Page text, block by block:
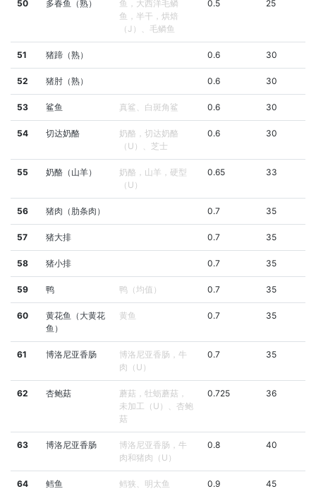
50 多春鱼（熟）
鱼，大西洋毛鳞
鱼，半干，烘焙
（J）、毛鳞鱼
0.5 25
51 猪蹄（熟） 0.6 30
52 猪肘（熟） 0.6 30
53 鲨鱼 真鲨、白斑角鲨 0.6 30
54 切达奶酪
奶酪，切达奶酪
（U）、芝士
0.6 30
55 奶酪（山羊）
奶酪，山羊，硬型
（U）
0.65 33
56 猪肉（肋条肉） 0.7 35
57 猪大排 0.7 35
58 猪小排 0.7 35
59 鸭 鸭（均值） 0.7 35
60
黄花鱼（大黄花
鱼）
黄鱼 0.7 35
61 博洛尼亚香肠
博洛尼亚香肠，牛
肉（U）
0.7 35
62 杏鲍菇
蘑菇，牡蛎蘑菇，
未加工（U）、杏鲍
菇
0.725 36
63 博洛尼亚香肠
博洛尼亚香肠，牛
肉和猪肉（U）
0.8 40
64 鳕鱼 鳕狭、明太鱼 0.9 45